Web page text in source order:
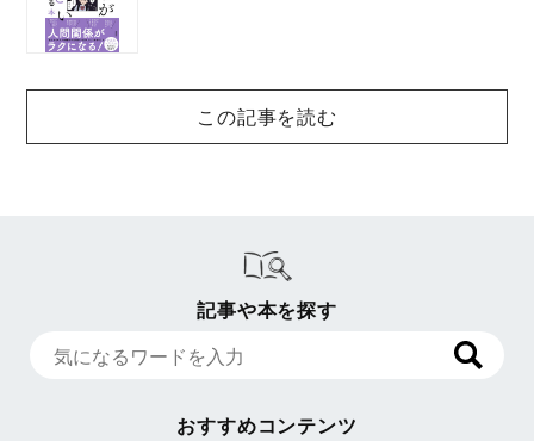
この記事を読む
記事や本を探す
おすすめコンテンツ